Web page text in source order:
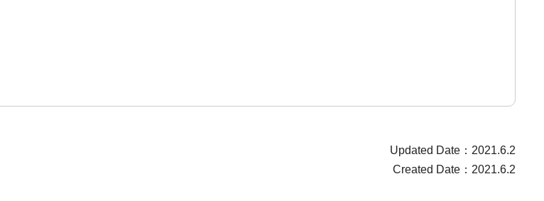
Updated Date：2021.6.2
Created Date：2021.6.2